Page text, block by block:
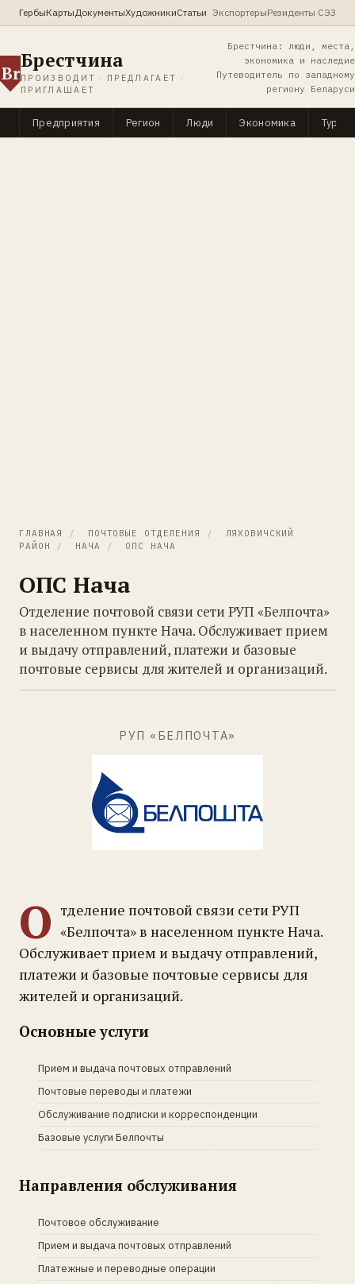
ГербыКартыДокументыХудожникиСтатьи ЭкспортерыРезиденты СЭЗ
Br
Брестчина
ПРОИЗВОДИТ · ПРЕДЛАГАЕТ ·
ПРИГЛАШАЕТ
Брестчина: люди, места,
экономика и наследие
Путеводитель по западному
региону Беларуси
Предприятия Регион Люди Экономика
ГЛАВНАЯ / ПОЧТОВЫЕ ОТДЕЛЕНИЯ /
ЛЯХОВИЧСКИЙ
РАЙОН
/ НАЧА / ОПС НАЧА
ОПС Нача
Отделение почтовой связи сети РУП «Белпочта»
в населенном пункте Нача. Обслуживает прием
и выдачу отправлений, платежи и базовые
почтовые сервисы для жителей и организаций.
РУП «БЕЛПОЧТА»
О тделение почтовой связи сети РУП
«Белпочта» в населенном пункте Нача.
Обслуживает прием и выдачу отправлений,
платежи и базовые почтовые сервисы для
жителей и организаций.
Основные услуги
Прием и выдача почтовых отправлений
Почтовые переводы и платежи
Обслуживание подписки и корреспонденции
Базовые услуги Белпочты
Направления обслуживания
Почтовое обслуживание
Прием и выдача почтовых отправлений
Платежные и переводные операции